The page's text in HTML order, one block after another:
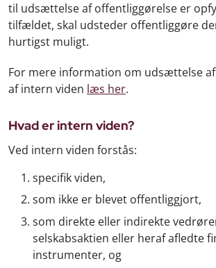
til udsættelse af offentliggørelse er
tilfældet, skal udsteder offentliggøre
hurtigst muligt.
For mere information om udsættelse
af intern viden læs her.
Hvad er intern viden?
Ved intern viden forstås:
specifik viden,
som ikke er blevet offentliggjort,
som direkte eller indirekte
selskabsaktien eller heraf afledte
instrumenter, og